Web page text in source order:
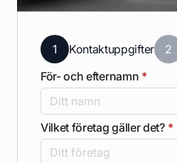
1 Kontaktuppgifter 2
För- och efternamn *
Vilket företag gäller det? *